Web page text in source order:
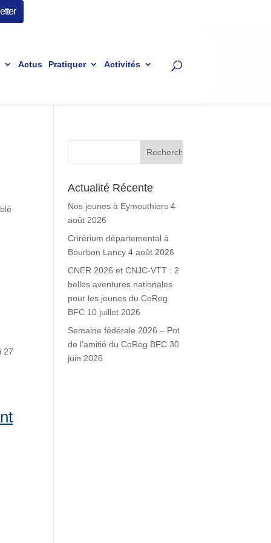
Actus Pratiquer Activités
27
Actualité Récente
Nos jeunes à Eymouthiers 4
août 2026
Crirérium départemental à
Bourbon Lancy 4 août 2026
CNER 2026 et CNJC-VTT : 2
belles aventures nationales
pour les jeunes du CoReg
BFC 10 juillet 2026
Semaine fédérale 2026 – Pot
de l’amitié du CoReg BFC 30
juin 2026